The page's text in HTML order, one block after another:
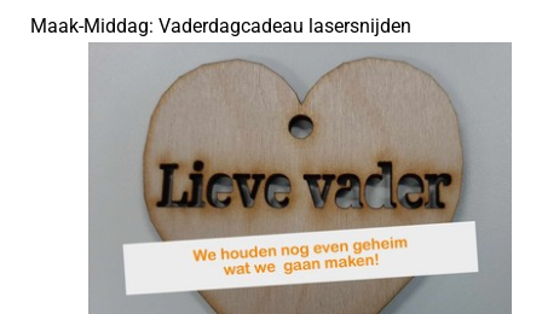
Maak-Middag: Vaderdagcadeau lasersnijden